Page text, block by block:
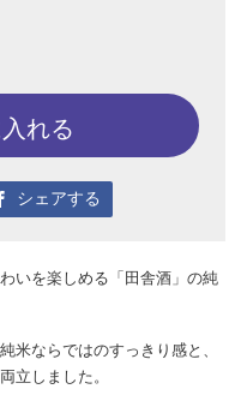
れる
シェアする
いを楽しめる「田舎酒」の純
米ならではのすっきり感と、
立しました。